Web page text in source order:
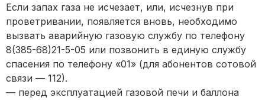
Если запах газа не исчезает, или, исчезнув при
проветривании, появляется вновь, необходимо
вызвать аварийную газовую службу по телефону
8(385-68)21-5-05 или позвонить в единую службу
спасения по телефону «01» (для абонентов сотовой
связи — 112).
— перед эксплуатацией газовой печи и баллона